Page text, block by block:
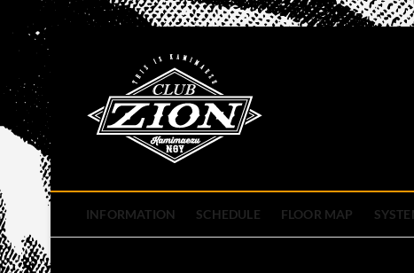
content
INFORMATION SCHEDULE FLOOR MAP